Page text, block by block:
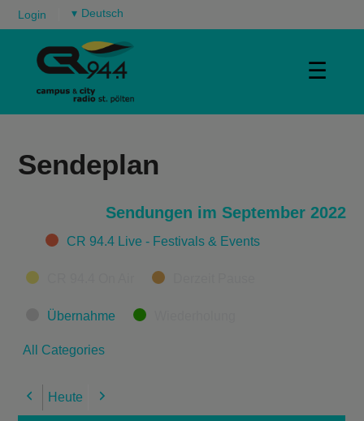
Login ▾
☰
Sendeplan
Sendungen im September 2022
CategoriesCR 94.4 Live - Festivals & Events
Übernahme
All Categories
Previous
Heute Next